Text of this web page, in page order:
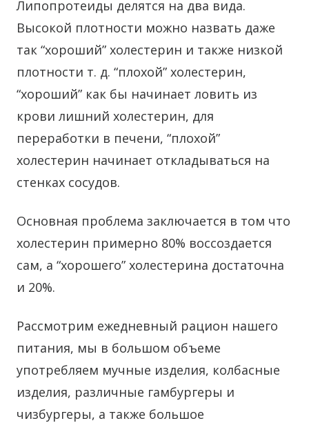
Липопротеиды делятся на два вида.
Высокой плотности можно назвать даже
так “хороший” холестерин и также низкой
плотности т. д. “плохой” холестерин,
“хороший” как бы начинает ловить из
крови лишний холестерин, для
переработки в печени, “плохой”
холестерин начинает откладываться на
стенках сосудов.
Основная проблема заключается в том что
холестерин примерно 80% воссоздается
сам, а “хорошего” холестерина достаточна
и 20%.
Рассмотрим ежедневный рацион нашего
питания, мы в большом объеме
употребляем мучные изделия, колбасные
изделия, различные гамбургеры и
чизбургеры, а также большое